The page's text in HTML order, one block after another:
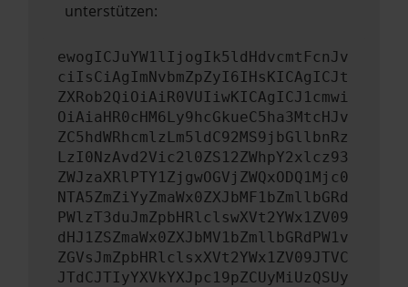
unterstützen:
ewogICJuYW1lIjogIk5ldHdvcmtFcnJv
ciIsCiAgImNvbmZpZyI6IHsKICAgICJt
ZXRob2QiOiAiR0VUIiwKICAgICJ1cmwi
OiAiaHR0cHM6Ly9hcGkueC5ha3MtcHJv
ZC5hdWRhcmlzLm5ldC92MS9jbGllbnRz
LzI0NzAvd2Vic2l0ZS12ZWhpY2xlcz93
ZWJzaXRlPTY1ZjgwOGVjZWQxODQ1Mjc0
NTA5ZmZiYyZmaWx0ZXJbMF1bZmllbGRd
PWlzT3duJmZpbHRlclswXVt2YWx1ZV09
dHJ1ZSZmaWx0ZXJbMV1bZmllbGRdPW1v
ZGVsJmZpbHRlclsxXVt2YWx1ZV09JTVC
JTdCJTIyYXVkYXJpc19pZCUyMiUzQSUy